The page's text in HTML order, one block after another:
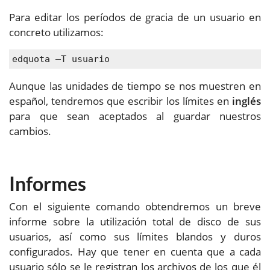
Para editar los períodos de gracia de un usuario en
concreto utilizamos:
edquota –T usuario
Aunque las unidades de tiempo se nos muestren en
español, tendremos que escribir los límites en inglés
para que sean aceptados al guardar nuestros
cambios.
Informes
Con el siguiente comando obtendremos un breve
informe sobre la utilización total de disco de sus
usuarios, así como sus límites blandos y duros
configurados. Hay que tener en cuenta que a cada
usuario sólo se le registran los archivos de los que él